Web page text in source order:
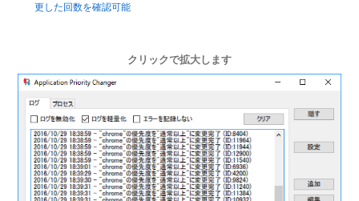
更した回数を確認可能
クリックで拡大します